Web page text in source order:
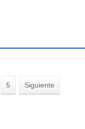
5 Siguiente